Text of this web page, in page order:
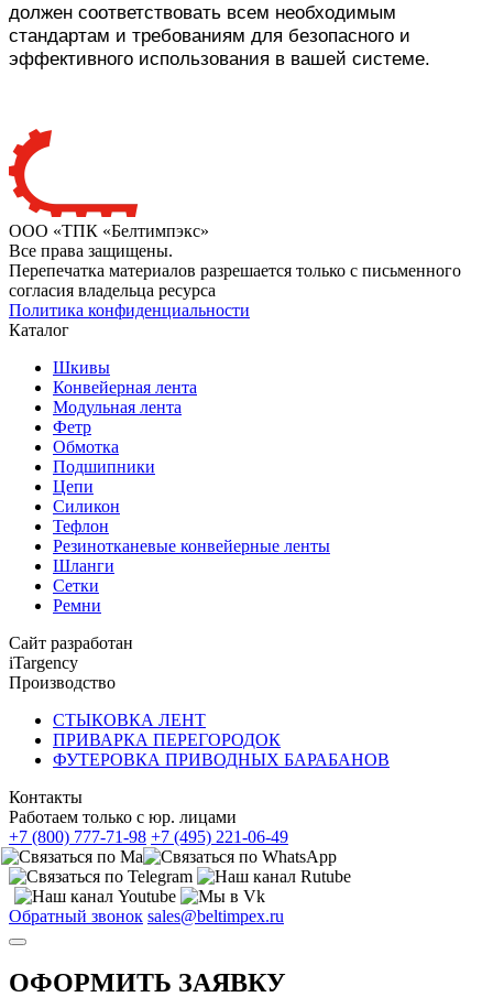
должен соответствовать всем необходимым
стандартам и требованиям для безопасного и
эффективного использования в вашей системе.
ООО «ТПК «Белтимпэкс»
Все права защищены.
Перепечатка материалов разрешается только с письменного
согласия владельца ресурса
Политика конфиденциальности
Каталог
Шкивы
Конвейерная лента
Модульная лента
Фетр
Обмотка
Подшипники
Цепи
Силикон
Тефлон
Резинотканевые конвейерные ленты
Шланги
Сетки
Ремни
Сайт разработан
iTargency
Производство
СТЫКОВКА ЛЕНТ
ПРИВАРКА ПЕРЕГОРОДОК
ФУТЕРОВКА ПРИВОДНЫХ БАРАБАНОВ
Контакты
Работаем только с юр. лицами
+7 (800) 777-71-98 +7 (495) 221-06-49
Обратный звонок sales@beltimpex.ru
ОФОРМИТЬ ЗАЯВКУ